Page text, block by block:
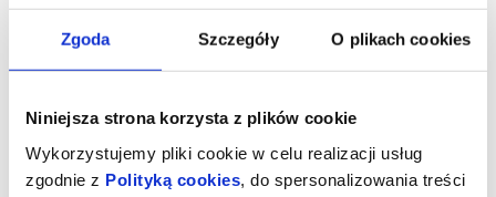
Zgoda Szczegóły O plikach cookies
Niniejsza strona korzysta z plików cookie
Wykorzystujemy pliki cookie w celu realizacji usług
zgodnie z Polityką cookies , do spersonalizowania treści
wieków dziejów Ostrowca Świętokrzyskiego, jego historii i ewolucji,
ukazująca szczególnie zasłużone dla miasta postaci, rozwój
kultury, sportu i gospodarki.
zostanie w pamięci. Nowoczesne wnętrza, różnorodność wystawy
czas, pełen emocji i wrażeń.
Zapraszamy na niesamowitą podróż przez Cywilizację Żelaza nad
CTH mieści się na drugim piętrze budynku przy Alei 3 Maja 6. Bilety
można nabycia w recepcji OBK (poniedziałek – piątek w godz. 8.00